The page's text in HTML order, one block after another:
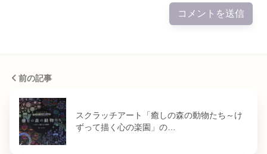
前の記事
スクラッチアート「癒しの森の動物たち～け
ずって描く心の楽園」の…